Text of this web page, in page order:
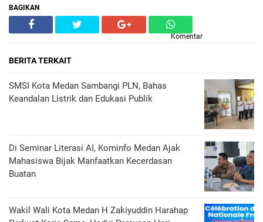
BAGIKAN
Komentar
BERITA TERKAIT
SMSI Kota Medan Sambangi PLN, Bahas
Keandalan Listrik dan Edukasi Publik
Di Seminar Literasi AI, Kominfo Medan Ajak
Mahasiswa Bijak Manfaatkan Kecerdasan
Buatan
Wakil Wali Kota Medan H Zakiyuddin Harahap